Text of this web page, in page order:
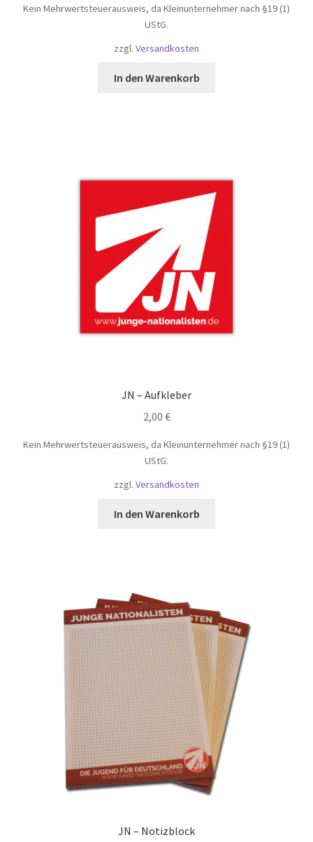
Kein Mehrwertsteuerausweis, da Kleinunternehmer nach §19 (1)
UStG.
zzgl. Versandkosten
In den Warenkorb
JN – Aufkleber
2,00 €
Kein Mehrwertsteuerausweis, da Kleinunternehmer nach §19 (1)
UStG.
zzgl. Versandkosten
In den Warenkorb
JN – Notizblock